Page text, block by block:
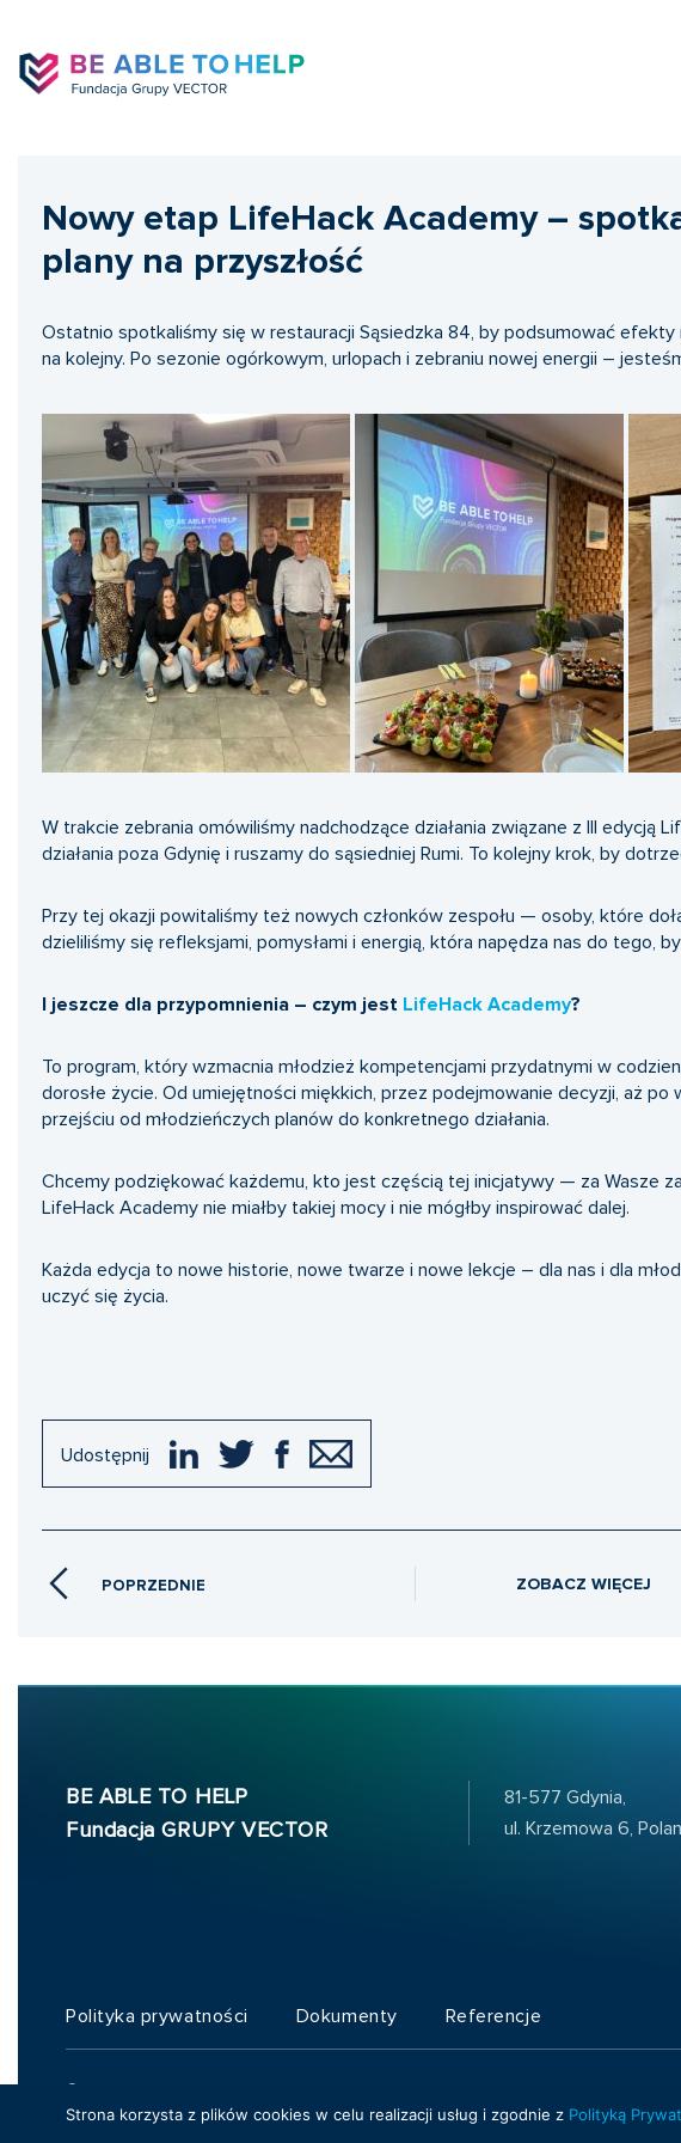
Nowy etap LifeHack Academy –
plany na przyszłość
Ostatnio spotkaliśmy się w restauracji Sąsiedzka 84, by podsumować
na kolejny. Po sezonie ogórkowym, urlopach i zebraniu nowej energii –
W trakcie zebrania omówiliśmy nadchodzące działania związane z III edycją
działania poza Gdynię i ruszamy do sąsiedniej Rumi. To kolejny krok, by
Przy tej okazji powitaliśmy też nowych członków zespołu — osoby, które
dzieliliśmy się refleksjami, pomysłami i energią, która napędza nas do tego,
I jeszcze dla przypomnienia – czym jest LifeHack Academy?
To program, który wzmacnia młodzież kompetencjami przydatnymi w
dorosłe życie. Od umiejętności miękkich, przez podejmowanie decyzji, aż
przejściu od młodzieńczych planów do konkretnego działania.
Chcemy podziękować każdemu, kto jest częścią tej inicjatywy — za Wasze
LifeHack Academy nie miałby takiej mocy i nie mógłby inspirować dalej.
Każda edycja to nowe historie, nowe twarze i nowe lekcje – dla nas i dla
uczyć się życia.
Udostępnij
POPRZEDNIE ZOBACZ WIĘCEJ
BE ABLE TO HELP
Fundacja GRUPY VECTOR
81-577 Gdynia,
ul. Krzemowa 6,
Polityka prywatności Dokumenty Referencje
Strona korzysta z plików cookies w celu realizacji usług i zgodnie z Polityką